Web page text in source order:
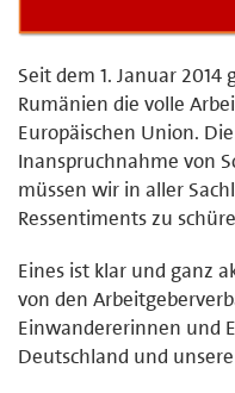
Seit dem 1. Januar
Rumänien die volle
Europäischen Union.
Inanspruchnahme von
müssen wir in aller
Ressentiments zu
Eines ist klar und ganz
von den
Einwandererinnen und
Deutschland und